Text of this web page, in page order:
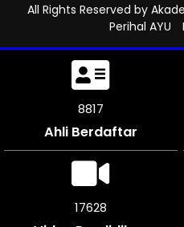
All Rights Reserved by
Perihal AYU
9198
Ahli Berdaftar
18396